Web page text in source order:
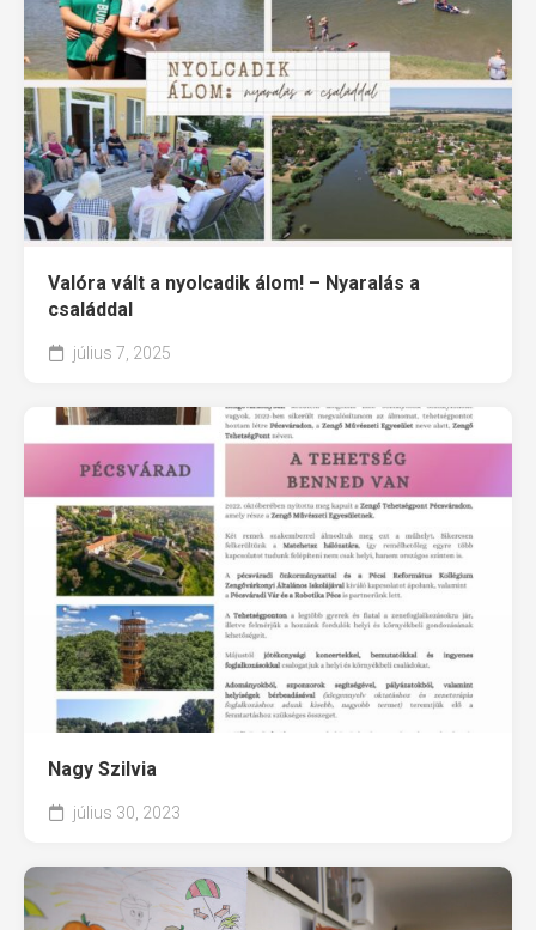
Valóra vált a nyolcadik álom! – Nyaralás a
családdal
július 7, 2025
Nagy Szilvia
július 30, 2023